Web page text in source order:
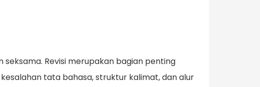
Revisi merupakan bagian penting
tata bahasa, struktur kalimat, dan alur